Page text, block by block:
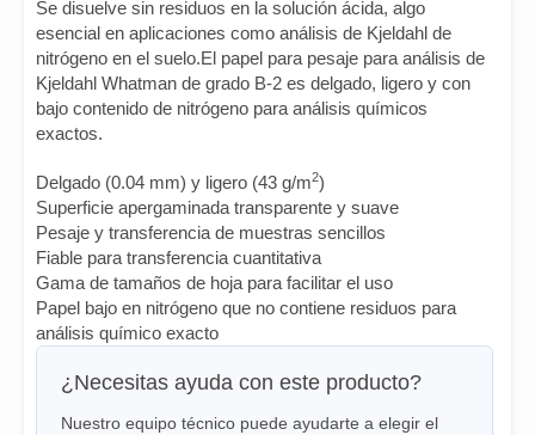
Se disuelve sin residuos en la solución ácida, algo
esencial en aplicaciones como análisis de Kjeldahl de
nitrógeno en el suelo.El papel para pesaje para análisis de
Kjeldahl Whatman de grado B-2 es delgado, ligero y con
bajo contenido de nitrógeno para análisis químicos
exactos.
Delgado (0.04 mm) y ligero (43 g/m2)
Superficie apergaminada transparente y suave
Pesaje y transferencia de muestras sencillos
Fiable para transferencia cuantitativa
Gama de tamaños de hoja para facilitar el uso
Papel bajo en nitrógeno que no contiene residuos para
análisis químico exacto
¿Necesitas ayuda con este producto?
Nuestro equipo técnico puede ayudarte a elegir el